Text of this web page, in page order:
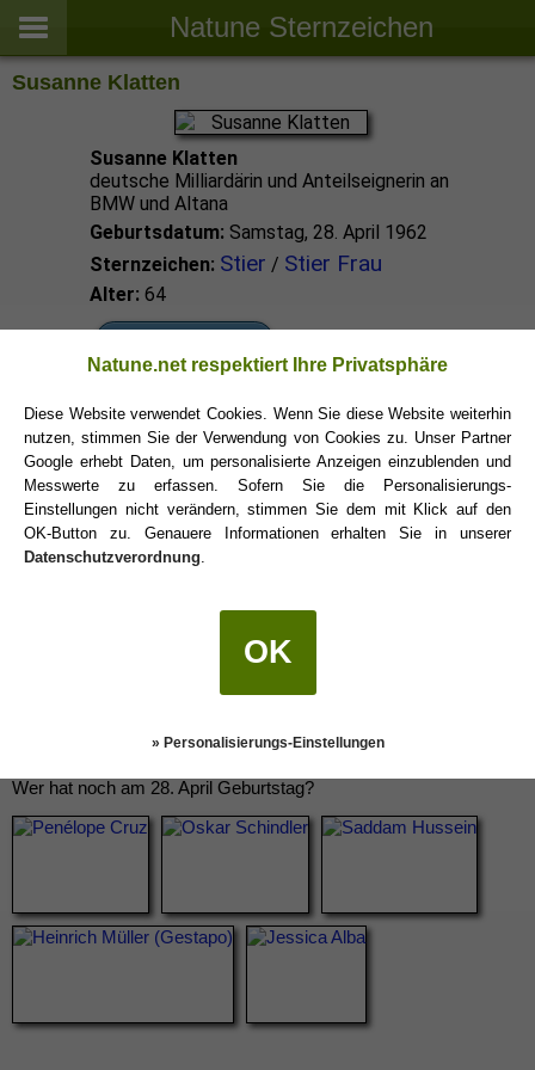
Natune Sternzeichen
Susanne Klatten
Susanne Klatten
deutsche Milliardärin und Anteilseignerin an
BMW und Altana
Geburtsdatum: Samstag, 28. April 1962
Sternzeichen: Stier / Stier Frau
Alter: 64
Stier Sternzeichen
Wer hat noch am 28. April Geburtstag?
Natune.net respektiert Ihre Privatsphäre
Diese Website verwendet Cookies. Wenn Sie diese Website weiterhin
nutzen, stimmen Sie der Verwendung von Cookies zu. Unser Partner
Google erhebt Daten, um personalisierte Anzeigen einzublenden und
Messwerte zu erfassen. Sofern Sie die Personalisierungs-
Einstellungen nicht verändern, stimmen Sie dem mit Klick auf den
OK-Button zu. Genauere Informationen erhalten Sie in unserer
Datenschutzverordnung.
OK
» Personalisierungs-Einstellungen